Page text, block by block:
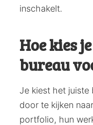
inschakelt.
Hoe kies
bureau
Je kiest het juiste
door te kijken
portfolio, hun